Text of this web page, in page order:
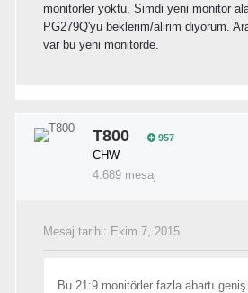
monitorler yoktu. Simdi yeni monitor
PG279Q'yu beklerim/alirim diyorum.
var bu yeni monitorde.
T800 957
CHW
4.689 mesaj
Mesaj tarihi: Ekim 7, 2015
Bu 21:9 monitörler fazla abartı